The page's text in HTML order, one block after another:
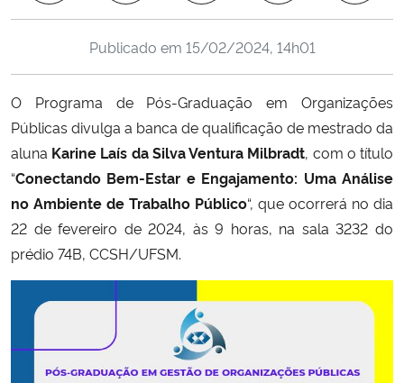
Ministério de Minas e Energia
Ministério da Ciência, Tecnologia, Inovações e Comunicações
Ministério do Meio Ambiente
Ministério do Turismo
Ministério do Desenvolvimento Regional
Controladoria-Geral da União
Publicado em 15/02/2024, 14h01
O Programa de Pós-Graduação em Organizações
Públicas divulga a banca de qualificação de mestrado da
aluna Karine Laís da Silva Ventura Milbradt, com o título
“Conectando Bem-Estar e Engajamento: Uma Análise
no Ambiente de Trabalho Público“, que ocorrerá no dia
22 de fevereiro de 2024, às 9 horas, na sala 3232 do
prédio 74B, CCSH/UFSM.